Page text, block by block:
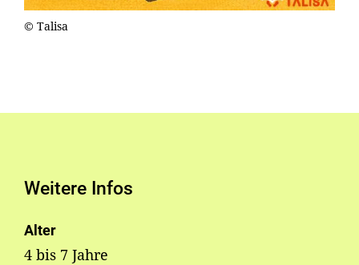
© Talisa
Weitere Infos
Alter
4 bis 7 Jahre